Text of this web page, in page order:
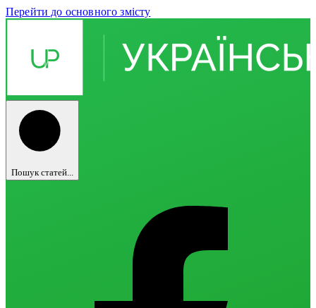
Перейти до основного змісту
Пошук статей...